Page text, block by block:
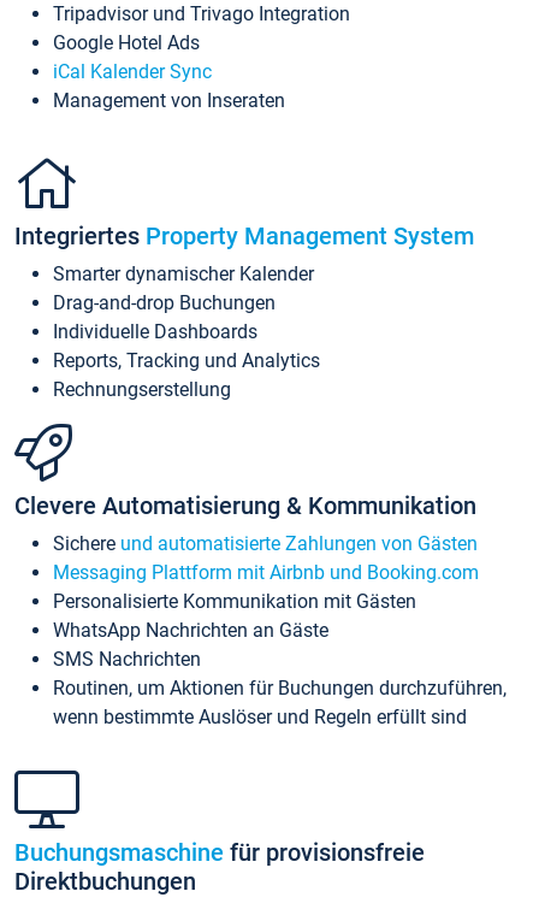
Tripadvisor und Trivago Integration
Google Hotel Ads
iCal Kalender Sync
Management von Inseraten
Integriertes Property Management System
Smarter dynamischer Kalender
Drag-and-drop Buchungen
Individuelle Dashboards
Reports, Tracking und Analytics
Rechnungserstellung
Clevere Automatisierung & Kommunikation
Sichere und automatisierte Zahlungen von Gästen
Messaging Plattform mit Airbnb und Booking.com
Personalisierte Kommunikation mit Gästen
WhatsApp Nachrichten an Gäste
SMS Nachrichten
Routinen, um Aktionen für Buchungen durchzuführen,
wenn bestimmte Auslöser und Regeln erfüllt sind
Buchungsmaschine für provisionsfreie
Direktbuchungen